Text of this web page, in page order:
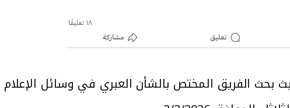
الفريق المختص بالشأن العبري في وسائل الإعلام